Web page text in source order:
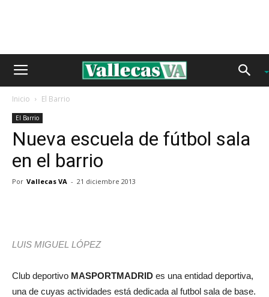
Inicio El Barrio
El Barrio
Nueva escuela de fútbol sala
en el barrio
Por Vallecas VA - 21 diciembre 2013
LUIS MIGUEL LÓPEZ
Club deportivo MASPORTMADRID es una entidad deportiva,
una de cuyas actividades está dedicada al futbol sala de base.